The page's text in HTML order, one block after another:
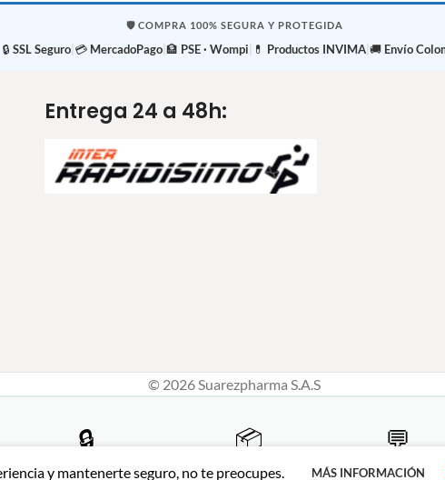
🛡️ COMPRA 100% SEGURA Y PROTEGIDA
🔒 SSL Seguro| 💳 MercadoPago| 🏦 PSE · Wompi 💊 Productos INVIMA| 🚚 Envío
Entrega 24 a 48h:
© 2026 Suarezpharma S.A.S
y mantenerte seguro, no te preocupes. MÁS INFORMACIÓN
🔒 📦 💬
Atención